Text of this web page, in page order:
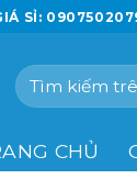
SỈ:
Tìm
kiếm:
CHỦ